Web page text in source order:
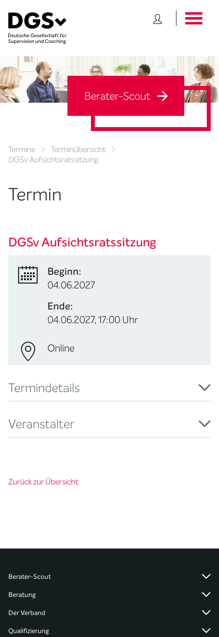
Termine
Terminübersicht
DGSv Aufsichtsratssitzung
Berater-Scout
Termin
DGSv Aufsichtsratssitzung
Beginn:
04.06.2027
Ende:
04.06.2027, 17:00 Uhr
Online
Termindetails
Veranstalter
Zurück zur Übersicht
Berater-Scout
Beratung
Der Verband
Qualifizierung